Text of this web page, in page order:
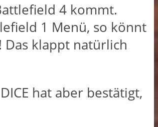
4 kommt.
1 Menü, so könnt
klappt natürlich
hat aber bestätigt,